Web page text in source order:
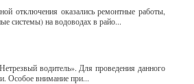
отключения оказались ремонтные работы,
системы) на водоводах в райо...
водитель». Для проведения данного
Особое внимание при...